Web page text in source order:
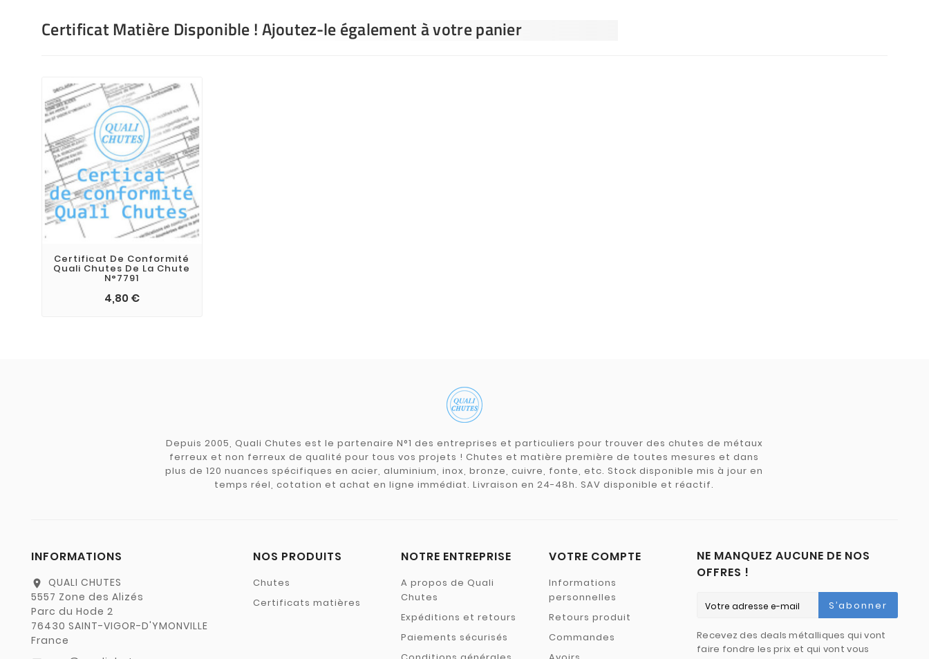
Certificat Matière Disponible ! Ajoutez-le également à votre panier
Certificat De Conformité
Quali Chutes De La Chute
N°7791
4,80 €
Depuis 2005, Quali Chutes est le partenaire N°1 des entreprises et particuliers pour trouver des chutes de métaux
ferreux et non ferreux de qualité pour tous vos projets ! Chutes et matière première de toutes mesures et dans
plus de 120 nuances spécifiques en acier, aluminium, inox, bronze, cuivre, fonte, etc. Stock disponible mis à jour en
temps réel, cotation et achat en ligne immédiat. Livraison en 24-48h. SAV disponible et réactif.
INFORMATIONS
location_on
QUALI CHUTES
5557 Zone des Alizés
Parc du Hode 2
76430 SAINT-VIGOR-D'YMONVILLE
France
NOS PRODUITS
Chutes
Certificats matières
NOTRE ENTREPRISE
A propos de Quali
Chutes
Expéditions et retours
Paiements sécurisés
VOTRE COMPTE
Informations
personnelles
Retours produit
Commandes
NE MANQUEZ AUCUNE DE NOS
OFFRES !
S’abonner
Recevez des deals métalliques qui vont
faire fondre les prix et qui vont vous